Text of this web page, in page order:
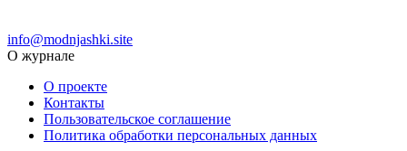
info@modnjashki.site
О журнале
О проекте
Контакты
Пользовательское соглашение
Политика обработки персональных данных